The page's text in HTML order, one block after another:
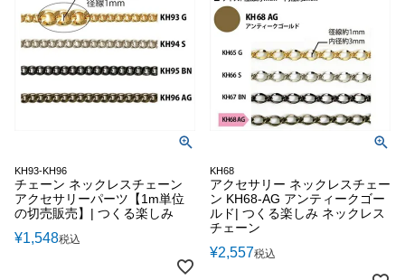
KH93-KH96
チェーン ネックレスチェーン
アクセサリーパーツ【1m単位
の切売販売】| つくる楽しみ
¥1,548税込
KH68
アクセサリー ネックレスチェー
ン KH68-AG アンティークゴー
ルド| つくる楽しみ ネックレス
チェーン
¥2,557税込